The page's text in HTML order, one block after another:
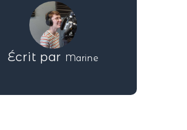
Écrit par Marine